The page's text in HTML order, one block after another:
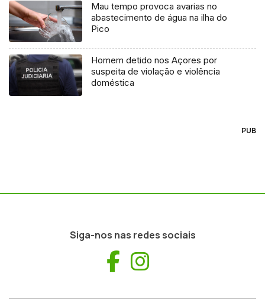
Mau tempo provoca avarias no
abastecimento de água na ilha do
Pico
Homem detido nos Açores por
suspeita de violação e violência
doméstica
PUB
Siga-nos nas redes sociais
Facebook